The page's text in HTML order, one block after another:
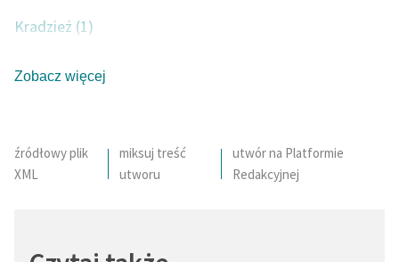
Kradzież (1)
Zobacz więcej
źródłowy plik
XML
miksuj treść
utworu
utwór na Platformie
Redakcyjnej